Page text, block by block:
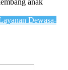
anak
Dewasa-